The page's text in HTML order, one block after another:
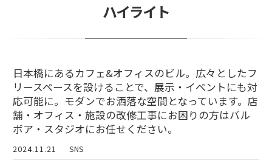
困りの方はバルボア・スタジオにお任せください。
ハイライト
日本橋にあるカフェ&オフィスのビル。広々としたフ
リースペースを設けることで、展示・イベントにも対
応可能に。モダンでお洒落な空間となっています。店
舗・オフィス・施設の改修工事にお困りの方はバル
ボア・スタジオにお任せください。
2024.11.21 SNS